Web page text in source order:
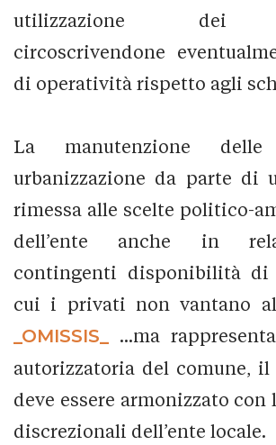
utilizzazione dei
circoscrivendone
di operatività rispetto agli
La manutenzione
urbanizzazione da parte di
rimessa alle scelte politico-
dell’ente anche in
contingenti disponibilità di
cui i privati non vantano
_OMISSIS_
...ma
autorizzatoria del comune,
deve essere armonizzato con
discrezionali dell’ente locale.